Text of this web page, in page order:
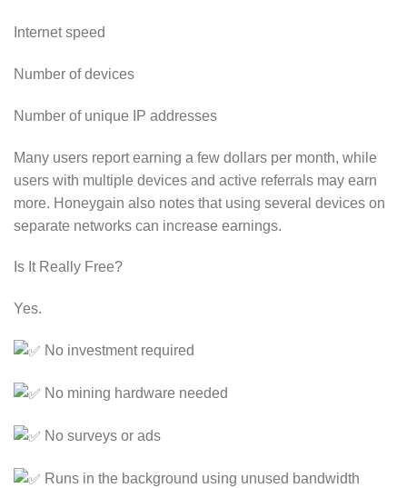
Internet speed
Number of devices
Number of unique IP addresses
Many users report earning a few dollars per month, while
users with multiple devices and active referrals may earn
more. Honeygain also notes that using several devices on
separate networks can increase earnings.
Is It Really Free?
Yes.
No investment required
No mining hardware needed
No surveys or ads
Runs in the background using unused bandwidth